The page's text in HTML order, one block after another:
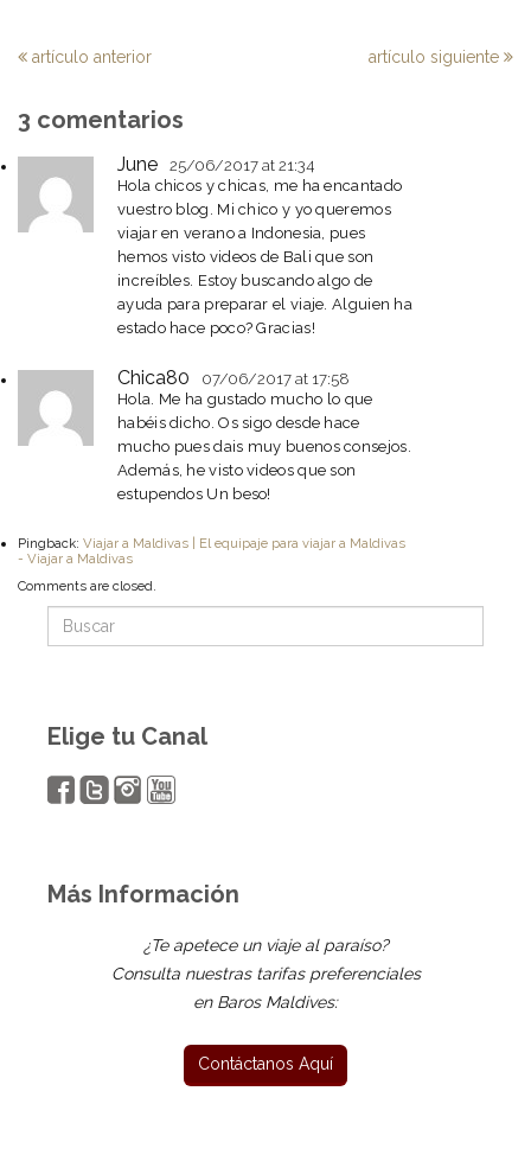
artículo anterior artículo siguiente
3 comentarios
June 25/06/2017 at 21:34
Hola chicos y chicas, me ha encantado
vuestro blog. Mi chico y yo queremos
viajar en verano a Indonesia, pues
hemos visto videos de Bali que son
increíbles. Estoy buscando algo de
ayuda para preparar el viaje. Alguien ha
estado hace poco? Gracias!
Chica80 07/06/2017 at 17:58
Hola. Me ha gustado mucho lo que
habéis dicho. Os sigo desde hace
mucho pues dais muy buenos consejos.
Además, he visto videos que son
estupendos Un beso!
Pingback: Viajar a Maldivas | El equipaje para viajar a Maldivas
- Viajar a Maldivas
Comments are closed.
Elige tu Canal
Más Información
¿Te apetece un viaje al paraíso?
Consulta nuestras tarifas preferenciales
en Baros Maldives: